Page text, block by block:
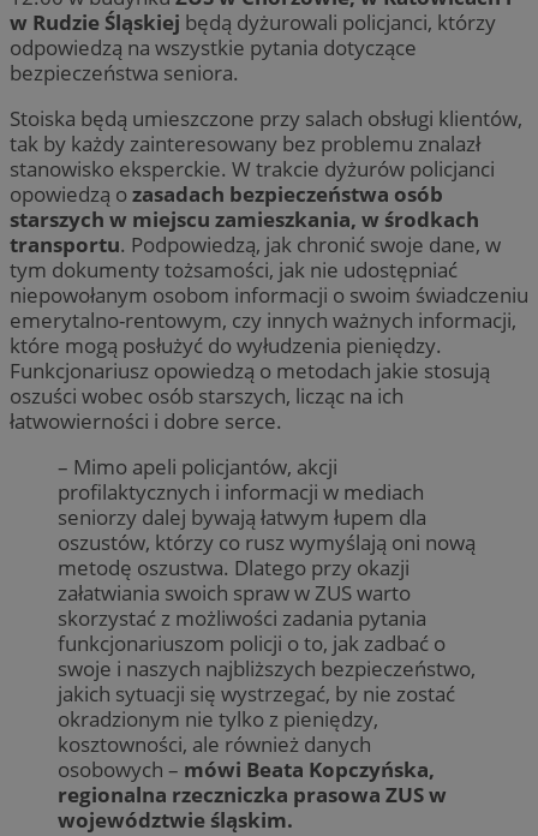
w Rudzie Śląskiej będą dyżurowali policjanci, którzy
odpowiedzą na wszystkie pytania dotyczące
bezpieczeństwa seniora.
Stoiska będą umieszczone przy salach obsługi klientów,
tak by każdy zainteresowany bez problemu znalazł
stanowisko eksperckie. W trakcie dyżurów policjanci
opowiedzą ozasadach bezpieczeństwa osób
starszych w miejscu zamieszkania, w środkach
transportu. Podpowiedzą, jak chronić swoje dane, w
tym dokumenty tożsamości, jak nie udostępniać
niepowołanym osobom informacji o swoim świadczeniu
emerytalno-rentowym, czy innych ważnych informacji,
które mogą posłużyć do wyłudzenia pieniędzy.
Funkcjonariusz opowiedzą o metodach jakie stosują
oszuści wobec osób starszych, licząc na ich
łatwowierności i dobre serce.
– Mimo apeli policjantów, akcji
profilaktycznych i informacji w mediach
seniorzy dalej bywają łatwym łupem dla
oszustów, którzy co rusz wymyślają oni nową
metodę oszustwa. Dlatego przy okazji
załatwiania swoich spraw w ZUS warto
skorzystać z możliwości zadania pytania
funkcjonariuszom policji o to, jak zadbać o
swoje i naszych najbliższych bezpieczeństwo,
jakich sytuacji się wystrzegać, by nie zostać
okradzionym nie tylko z pieniędzy,
kosztowności, ale również danych
osobowych – mówi Beata Kopczyńska,
regionalna rzeczniczka prasowa ZUS w
województwie śląskim.